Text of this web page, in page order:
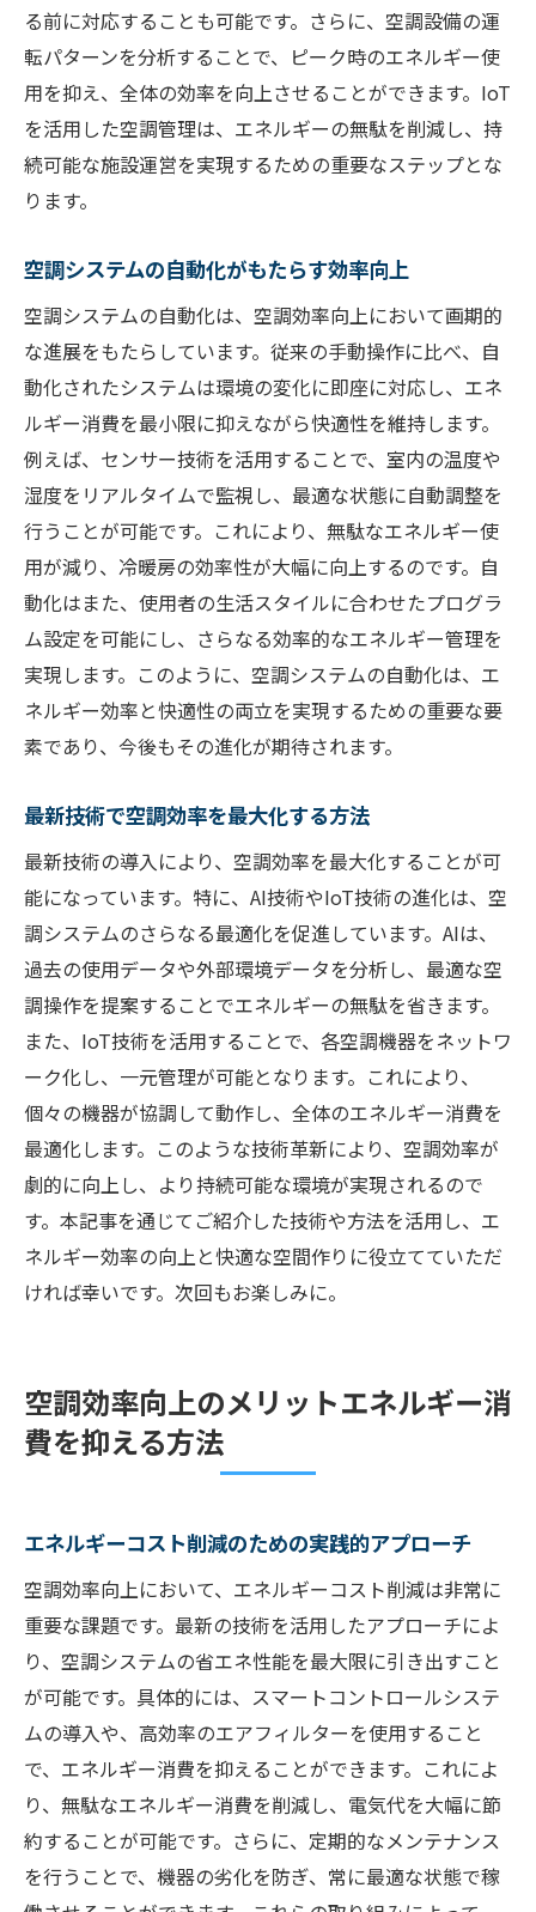
る前に対応することも可能です。さらに、空調設備の運
転パターンを分析することで、ピーク時のエネルギー使
用を抑え、全体の効率を向上させることができます。IoT
を活用した空調管理は、エネルギーの無駄を削減し、持
続可能な施設運営を実現するための重要なステップとな
ります。
空調システムの自動化がもたらす効率向上
空調システムの自動化は、空調効率向上において画期的
な進展をもたらしています。従来の手動操作に比べ、自
動化されたシステムは環境の変化に即座に対応し、エネ
ルギー消費を最小限に抑えながら快適性を維持します。
例えば、センサー技術を活用することで、室内の温度や
湿度をリアルタイムで監視し、最適な状態に自動調整を
行うことが可能です。これにより、無駄なエネルギー使
用が減り、冷暖房の効率性が大幅に向上するのです。自
動化はまた、使用者の生活スタイルに合わせたプログラ
ム設定を可能にし、さらなる効率的なエネルギー管理を
実現します。このように、空調システムの自動化は、エ
ネルギー効率と快適性の両立を実現するための重要な要
素であり、今後もその進化が期待されます。
最新技術で空調効率を最大化する方法
最新技術の導入により、空調効率を最大化することが可
能になっています。特に、AI技術やIoT技術の進化は、空
調システムのさらなる最適化を促進しています。AIは、
過去の使用データや外部環境データを分析し、最適な空
調操作を提案することでエネルギーの無駄を省きます。
また、IoT技術を活用することで、各空調機器をネットワ
ーク化し、一元管理が可能となります。これにより、
個々の機器が協調して動作し、全体のエネルギー消費を
最適化します。このような技術革新により、空調効率が
劇的に向上し、より持続可能な環境が実現されるので
す。本記事を通じてご紹介した技術や方法を活用し、エ
ネルギー効率の向上と快適な空間作りに役立てていただ
ければ幸いです。次回もお楽しみに。
空調効率向上のメリットエネルギー消
費を抑える方法
エネルギーコスト削減のための実践的アプローチ
空調効率向上において、エネルギーコスト削減は非常に
重要な課題です。最新の技術を活用したアプローチによ
り、空調システムの省エネ性能を最大限に引き出すこと
が可能です。具体的には、スマートコントロールシステ
ムの導入や、高効率のエアフィルターを使用すること
で、エネルギー消費を抑えることができます。これによ
り、無駄なエネルギー消費を削減し、電気代を大幅に節
約することが可能です。さらに、定期的なメンテナンス
を行うことで、機器の劣化を防ぎ、常に最適な状態で稼